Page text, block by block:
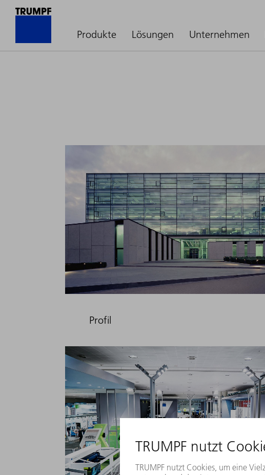
Produkte Lösungen Unternehmen
Profil